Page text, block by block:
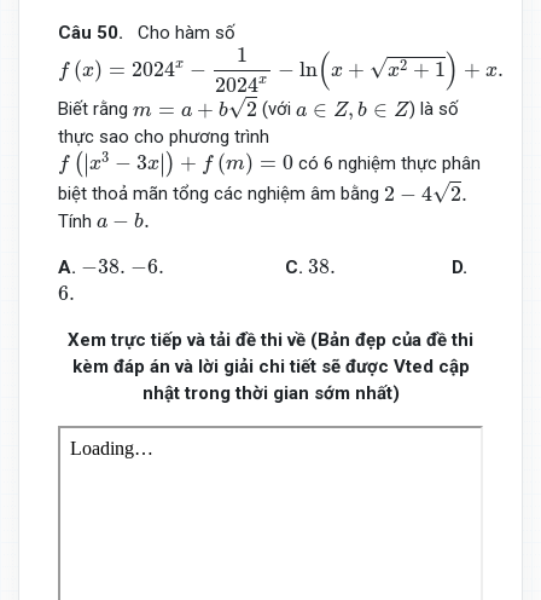
Câu 50. Cho hàm số
f (x) = 2024x −
1
2024x − ln(x + √x2 + 1) + x.
f(x) =2024x− 12024x +
Biết rằng m = a + b√2 (với a ∈ Z, b ∈ Z
a ∈Z,b ∈ Z
) là số
thực sao cho phương trình
f (∣∣x3 − 3x∣∣) + f (m) = 0
f(|x3−3 x|)+f(m)=0
có 6 nghiệm thực phân
biệt thoả mãn tổng các nghiệm âm bằng 2 − 4√2.
2 2
Tính a − b.
a .
A. −38.
38. −6.
6. C. 38.
38. D.
6.
6.
Xem trực tiếp và tải đề thi về (Bản đẹp của đề thi
kèm đáp án và lời giải chi tiết sẽ được Vted cập
nhật trong thời gian sớm nhất)